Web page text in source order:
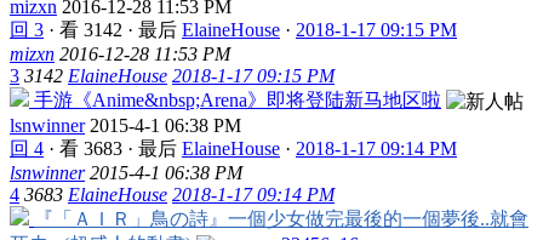
mizxn 2016-12-28 11:53 PM
回 3 · 看 3142 · 最后 ElaineHouse · 2018-1-17 09:15 PM
mizxn 2016-12-28 11:53 PM
3 3142 ElaineHouse 2018-1-17 09:15 PM
手游《Anime&nbsp;Arena》即将登陆新马地区啦
lsnwinner 2015-4-1 06:38 PM
回 4 · 看 3683 · 最后 ElaineHouse · 2018-1-17 09:14 PM
lsnwinner 2015-4-1 06:38 PM
4 3683 ElaineHouse 2018-1-17 09:14 PM
『「ＡＩＲ」鳥の詩』一個少女做完最後的一個夢後..就會